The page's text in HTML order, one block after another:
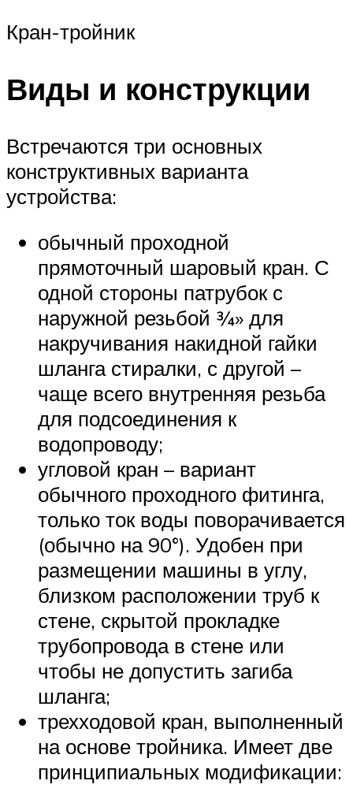
Кран-тройник
Виды и конструкции
Встречаются три основных
конструктивных варианта
устройства:
обычный проходной
прямоточный шаровый кран. С
одной стороны патрубок с
наружной резьбой ¾» для
накручивания накидной гайки
шланга стиралки, с другой –
чаще всего внутренняя резьба
для подсоединения к
водопроводу;
угловой кран – вариант
обычного проходного фитинга,
только ток воды поворачивается
(обычно на 90°). Удобен при
размещении машины в углу,
близком расположении труб к
стене, скрытой прокладке
трубопровода в стене или
чтобы не допустить загиба
шланга;
трехходовой кран, выполненный
на основе тройника. Имеет две
принципиальных модификации: